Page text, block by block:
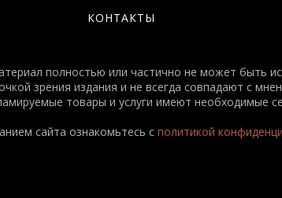
КОНТАКТЫ
полностью или частично не может быть
зрения издания и не всегда совпадают с
товары и услуги имеют необходимые
сайта ознакомьтесь с политикой